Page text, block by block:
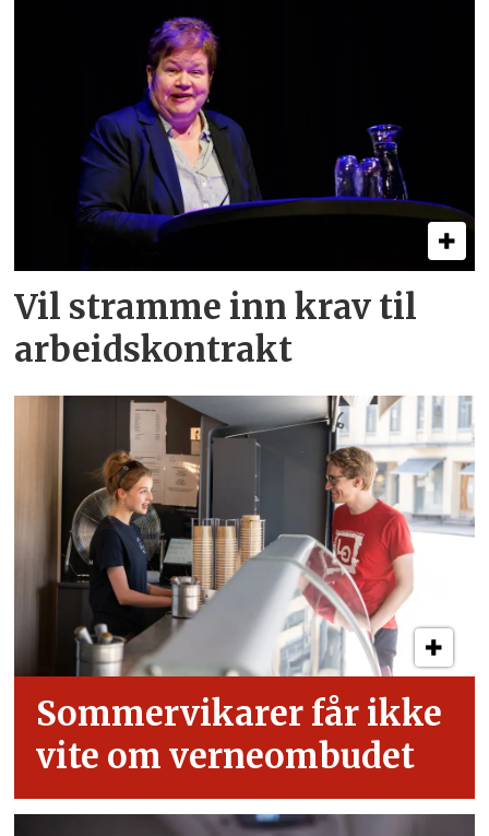
Vil stramme inn krav til
arbeids­kontrakt
Sommervikarer får ikke
vite om verneombudet